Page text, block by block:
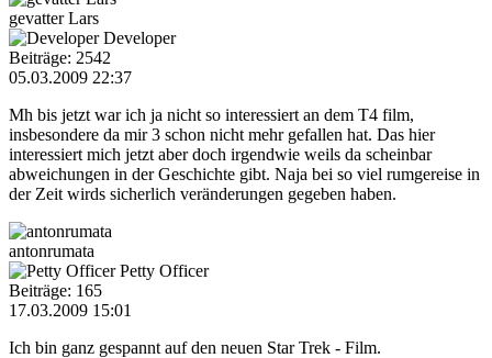
gevatter Lars
Developer
Beiträge: 2542
05.03.2009 22:37
Mh bis jetzt war ich ja nicht so interessiert an dem T4 film,
insbesondere da mir 3 schon nicht mehr gefallen hat. Das hier
interessiert mich jetzt aber doch irgendwie weils da scheinbar
abweichungen in der Geschichte gibt. Naja bei so viel rumgereise in
der Zeit wirds sicherlich veränderungen gegeben haben.
antonrumata
Petty Officer
Beiträge: 165
17.03.2009 15:01
Ich bin ganz gespannt auf den neuen Star Trek - Film.